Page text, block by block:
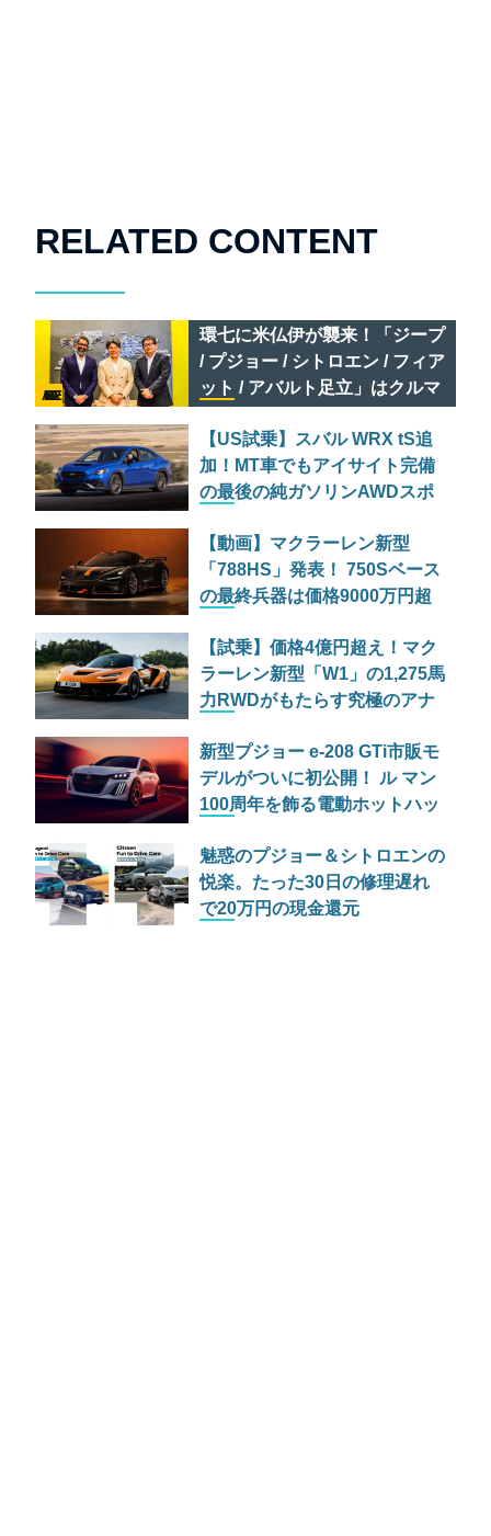
RELATED CONTENT
環七に米仏伊が襲来！「ジープ
/ プジョー / シトロエン / フィア
ット / アバルト足立」はクルマ
AD FEATURE
【US試乗】スバル WRX tS追
加！MT車でもアイサイト完備
の最後の純ガソリンAWDスポ
【動画】マクラーレン新型
「788HS」発表！ 750Sベース
の最終兵器は価格9000万円超
【試乗】価格4億円超え！マク
ラーレン新型「W1」の1,275馬
力RWDがもたらす究極のアナ
新型プジョー e-208 GTi市販モ
デルがついに初公開！ ル マン
100周年を飾る電動ホットハッ
魅惑のプジョー＆シトロエンの
悦楽。たった30日の修理遅れ
で20万円の現金還元